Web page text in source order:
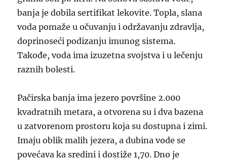
banja je dobila sertifikat lekovite. Topla, slana
voda pomaže u očuvanju i održavanju zdravlja,
doprinoseći podizanju imunog sistema.
Takođe, voda ima izuzetna svojstva i u lečenju
raznih bolesti.
Pačirska banja ima jezero površine 2.000
kvadratnih metara, a otvorena su i dva bazena
u zatvorenom prostoru koja su dostupna i zimi.
Imaju oblik malih jezera, a dubina vode se
povećava ka sredini i dostiže 1,70. Dno je